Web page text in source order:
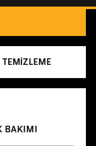
BAKIMI